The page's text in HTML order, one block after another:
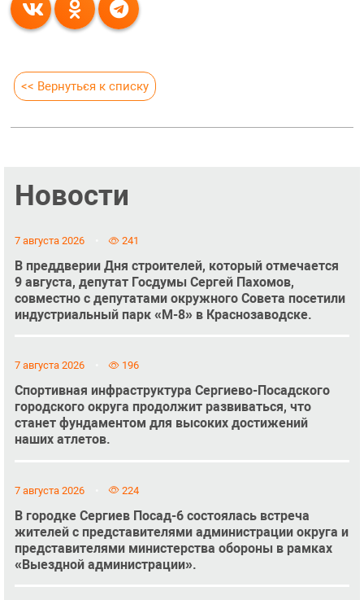
<< Вернуться к списку
Новости
7 августа 2026 241
В преддверии Дня строителей, который отмечается
9 августа, депутат Госдумы Сергей Пахомов,
совместно с депутатами окружного Совета посетили
индустриальный парк «М-8» в Краснозаводске.
7 августа 2026 196
Спортивная инфраструктура Сергиево-Посадского
городского округа продолжит развиваться, что
станет фундаментом для высоких достижений
наших атлетов.
7 августа 2026 224
В городке Сергиев Посад-6 состоялась встреча
жителей с представителями администрации округа и
представителями министерства обороны в рамках
«Выездной администрации».